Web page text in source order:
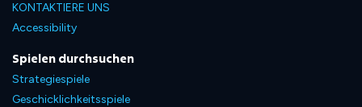
KONTAKTIERE UNS
Accessibility
Spielen durchsuchen
Strategiespiele
Geschicklichkeitsspiele